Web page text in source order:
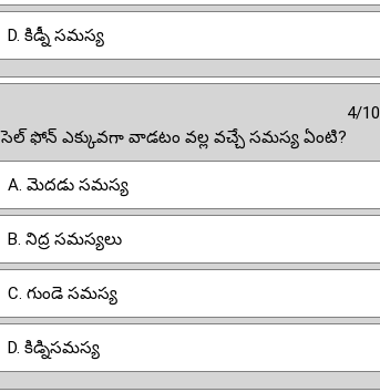
D. కిడ్నీ సమస్య
4/10
సెల్ ఫోన్ ఎక్కువగా వాడటం వల్ల వచ్చే సమస్య ఏంటి?
A. మెదడు సమస్య
B. నిద్ర సమస్యలు
C. గుండె సమస్య
D. కిడ్నిసమస్య